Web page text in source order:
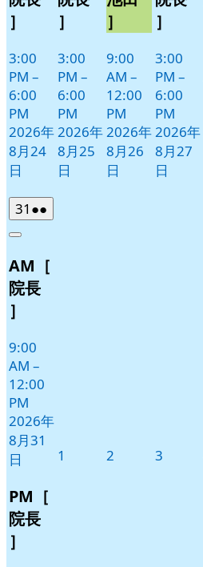
］
3:00
PM –
6:00
PM
2026年
8月24
日
］
3:00
PM –
6:00
PM
2026年
8月25
日
］
9:00
AM –
12:00
PM
2026年
8月26
日
］
3:00
PM –
6:00
PM
2026年
8月27
日
31 2026
年
月
31
日
●●
件
イ
Close
AM［
院長
］
9:00
AM –
12:00
PM
2026年
8月31
日
PM［
院長
］
1 2 3